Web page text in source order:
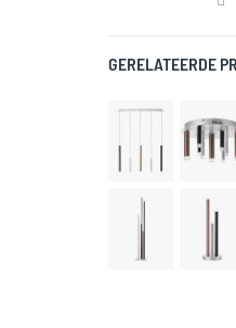
GERELATEERDE